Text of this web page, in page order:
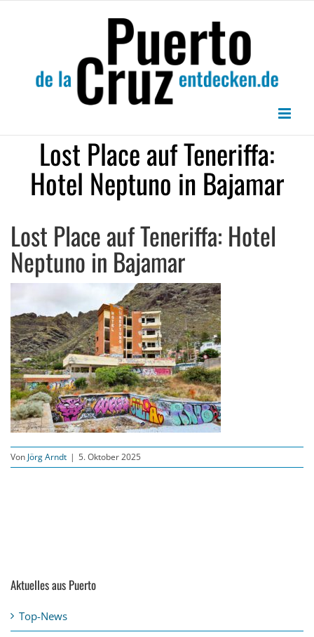
Lost Place auf Teneriffa:
Hotel Neptuno in Bajamar
Lost Place auf Teneriffa: Hotel
Neptuno in Bajamar
Von Jörg Arndt | 5. Oktober 2025
Aktuelles aus Puerto
Top-News